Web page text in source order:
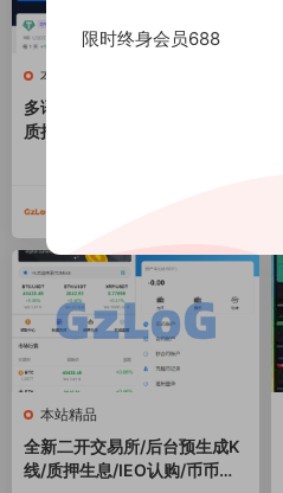
本站精品
多语言usdt质押授权秒U系统/
质押生息系统/trc/erc/bsc三
本站精品
全新二开交易所/后台预生成K
线/质押生息/IEO认购/币币合
限时终身会员688